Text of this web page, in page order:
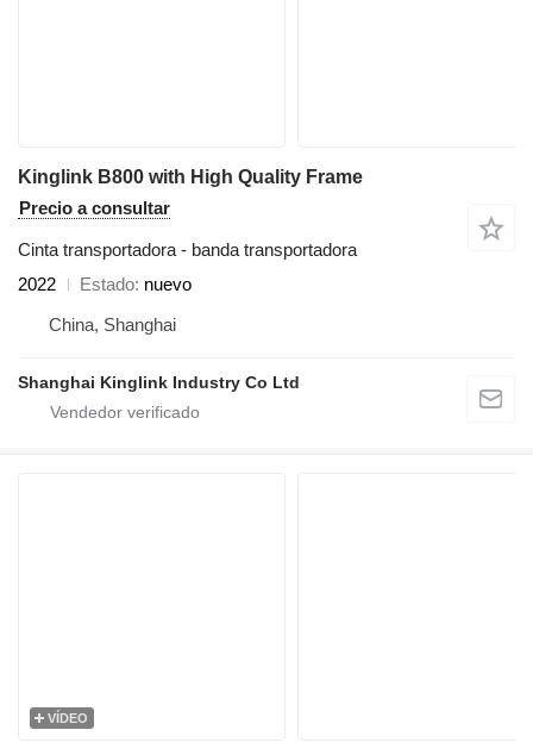
Kinglink B800 with High Quality Frame
Precio a consultar
Cinta transportadora - banda transportadora
2022
Estado nuevo
China, Shanghai
Shanghai Kinglink Industry Co Ltd
VÍDEO